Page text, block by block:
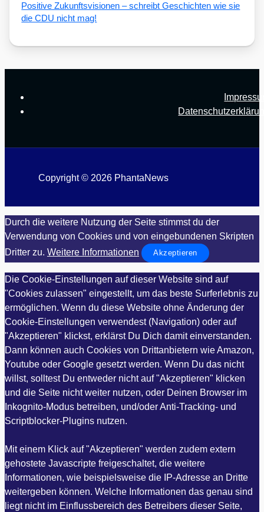
Posi­ti­ve Zukunfts­vi­sio­nen – schreibt Geschich­ten wie sie
die CDU nicht mag!
Copyright © 2026 PhantaNews
Durch die weitere Nutzung der Seite stimmst du der
Verwendung von Cookies und von eingebundenen Skripten
Dritter zu. Weitere Informationen Akzeptieren
Die Cookie-Einstellungen auf dieser Website sind auf
"Cookies zulassen" eingestellt, um das beste Surferlebnis zu
ermöglichen. Wenn du diese Website ohne Änderung der
Cookie-Einstellungen verwendest (Navigation) oder auf
"Akzeptieren" klickst, erklärst Du Dich damit einverstanden.
Dann können auch Cookies von Drittanbietern wie Amazon,
Youtube oder Google gesetzt werden. Wenn Du das nicht
willst, solltest Du entweder nicht auf "Akzeptieren" klicken
und die Seite nicht weiter nutzen, oder Deinen Browser im
Inkognito-Modus betreiben, und/oder Anti-Tracking- und
Scriptblocker-Plugins nutzen.
Mit einem Klick auf "Akzeptieren" werden zudem extern
gehostete Javascripte freigeschaltet, die weitere
Informationen, wie beispielsweise die IP-Adresse an Dritte
weitergeben können. Welche Informationen das genau sind
liegt nicht im Einflussbereich des Betreibers dieser Seite,